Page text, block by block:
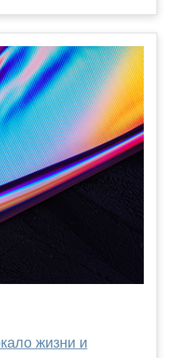
жизни и